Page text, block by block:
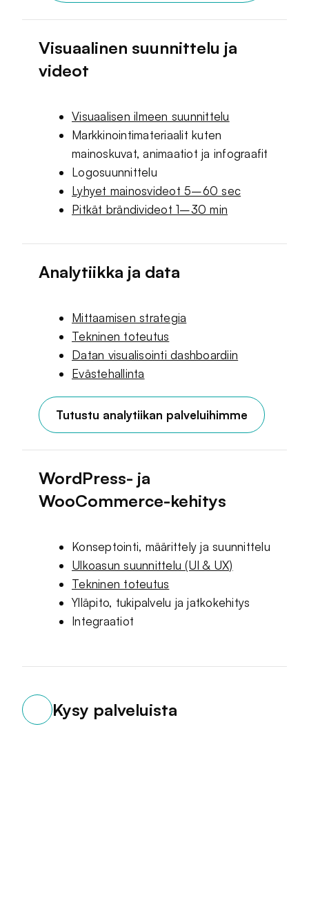
Visuaalinen suunnittelu ja
videot
Visuaalisen ilmeen suunnittelu
Markkinointimateriaalit kuten
mainoskuvat, animaatiot ja infograafit
Logosuunnittelu
Lyhyet mainosvideot 5–60 sec
Pitkät brändivideot 1–30 min
Analytiikka ja data
Mittaamisen strategia
Tekninen toteutus
Datan visualisointi dashboardiin
Evästehallinta
Tutustu analytiikan palveluihimme
WordPress- ja
WooCommerce-kehitys
Konseptointi, määrittely ja suunnittelu
Ulkoasun suunnittelu (UI & UX)
Tekninen toteutus
Ylläpito, tukipalvelu ja jatkokehitys
Integraatiot
Kysy palveluista